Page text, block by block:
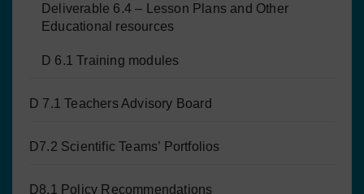
Deliverable 6.4 – Lesson Plans and Other
Educational resources
D 6.1 Training modules
D 7.1 Teachers Advisory Board
D7.2 Scientific Teams’ Portfolios
D8.1 Policy Recommendations